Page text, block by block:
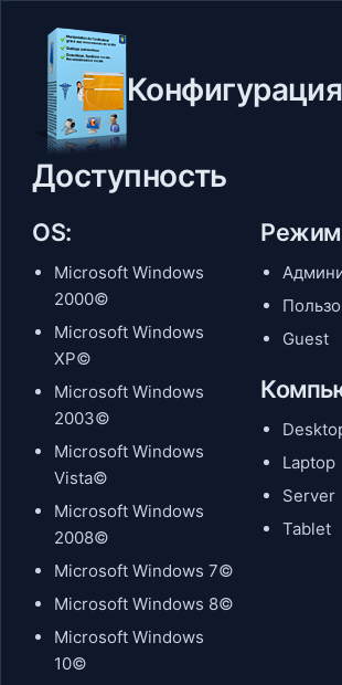
Доступность
OS:
Microsoft Windows
2000©
Microsoft Windows
XP©
Microsoft Windows
2003©
Microsoft Windows
Vista©
Microsoft Windows
2008©
Microsoft Windows 7©
Microsoft Windows 8©
Microsoft Windows
10©
Guest
Laptop
Server
Tablet